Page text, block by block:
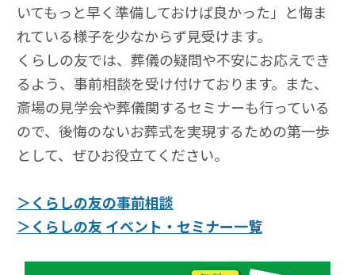
いてもっと早く準備しておけば良かった」と悔ま
れている様子を少なからず見受けます。
くらしの友では、葬儀の疑問や不安にお応えでき
るよう、事前相談を受け付けております。また、
斎場の見学会や葬儀関するセミナーも行っている
ので、後悔のないお葬式を実現するための第一歩
として、ぜひお役立てください。
＞くらしの友の事前相談
＞くらしの友 イベント・セミナー一覧